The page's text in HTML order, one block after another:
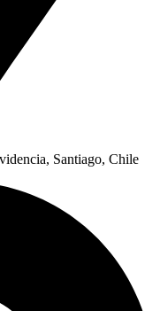
Santiago, Chile